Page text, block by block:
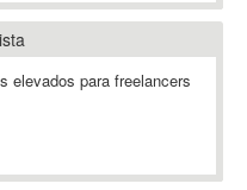
elevados para freelancers